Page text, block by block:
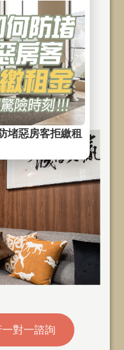
華路一段106號4樓
19:00
、商辦出租、
產活化
對一諮詢